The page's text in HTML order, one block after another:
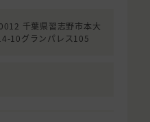
千葉県習志野市本大
10グランパレス105